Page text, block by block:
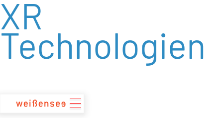
zum
Inhalt
XR
Technologien